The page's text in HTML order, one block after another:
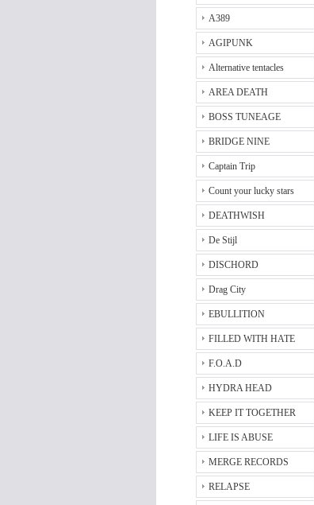
A389
AGIPUNK
Alternative tentacles
AREA DEATH
BOSS TUNEAGE
BRIDGE NINE
Captain Trip
Count your lucky stars
DEATHWISH
De Stijl
DISCHORD
Drag City
EBULLITION
FILLED WITH HATE
F.O.A.D
HYDRA HEAD
KEEP IT TOGETHER
LIFE IS ABUSE
MERGE RECORDS
RELAPSE